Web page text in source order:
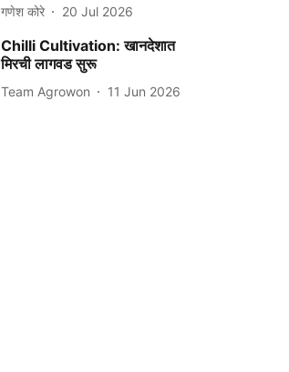
गणेश कोरे 20 Jul 2026
Chilli Cultivation: खानदेशात
मिरची लागवड सुरू
Team Agrowon 11 Jun 2026